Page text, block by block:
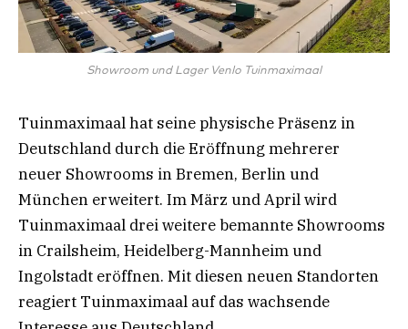
Showroom und Lager Venlo Tuinmaximaal
Tuinmaximaal hat seine physische Präsenz in
Deutschland durch die Eröffnung mehrerer
neuer Showrooms in Bremen, Berlin und
München erweitert. Im März und April wird
Tuinmaximaal drei weitere bemannte Showrooms
in Crailsheim, Heidelberg-Mannheim und
Ingolstadt eröffnen. Mit diesen neuen Standorten
reagiert Tuinmaximaal auf das wachsende